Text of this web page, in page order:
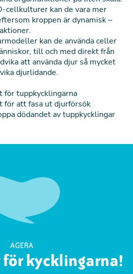
cellkulturer kan de vara mer
kroppen är dynamisk –
kan de använda celler
till och med direkt från
att använda djur så mycket
djurlidande.
för tuppkycklingarna
för att fasa ut djurförsök
dödandet av tuppkycklingar
AGERA
för kycklingarna!